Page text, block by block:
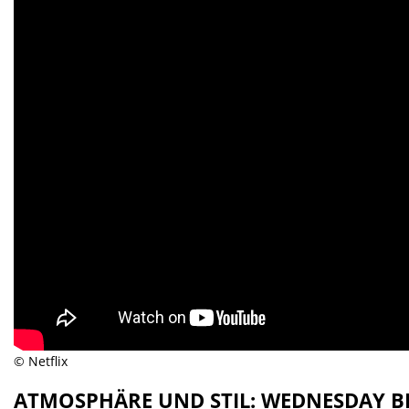
© Netflix
ATMOSPHÄRE UND STIL: WEDNESDAY